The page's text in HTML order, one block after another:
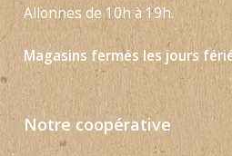
Allonnes de 10h à 19h.
Magasins fermés les jours
Notre coopérative